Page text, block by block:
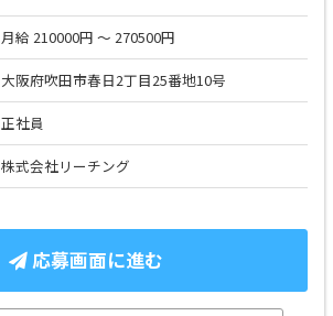
月給 210000円 ～ 270500円
大阪府吹田市春日2丁目25番地10号
正社員
株式会社リーチング
応募画面に進む